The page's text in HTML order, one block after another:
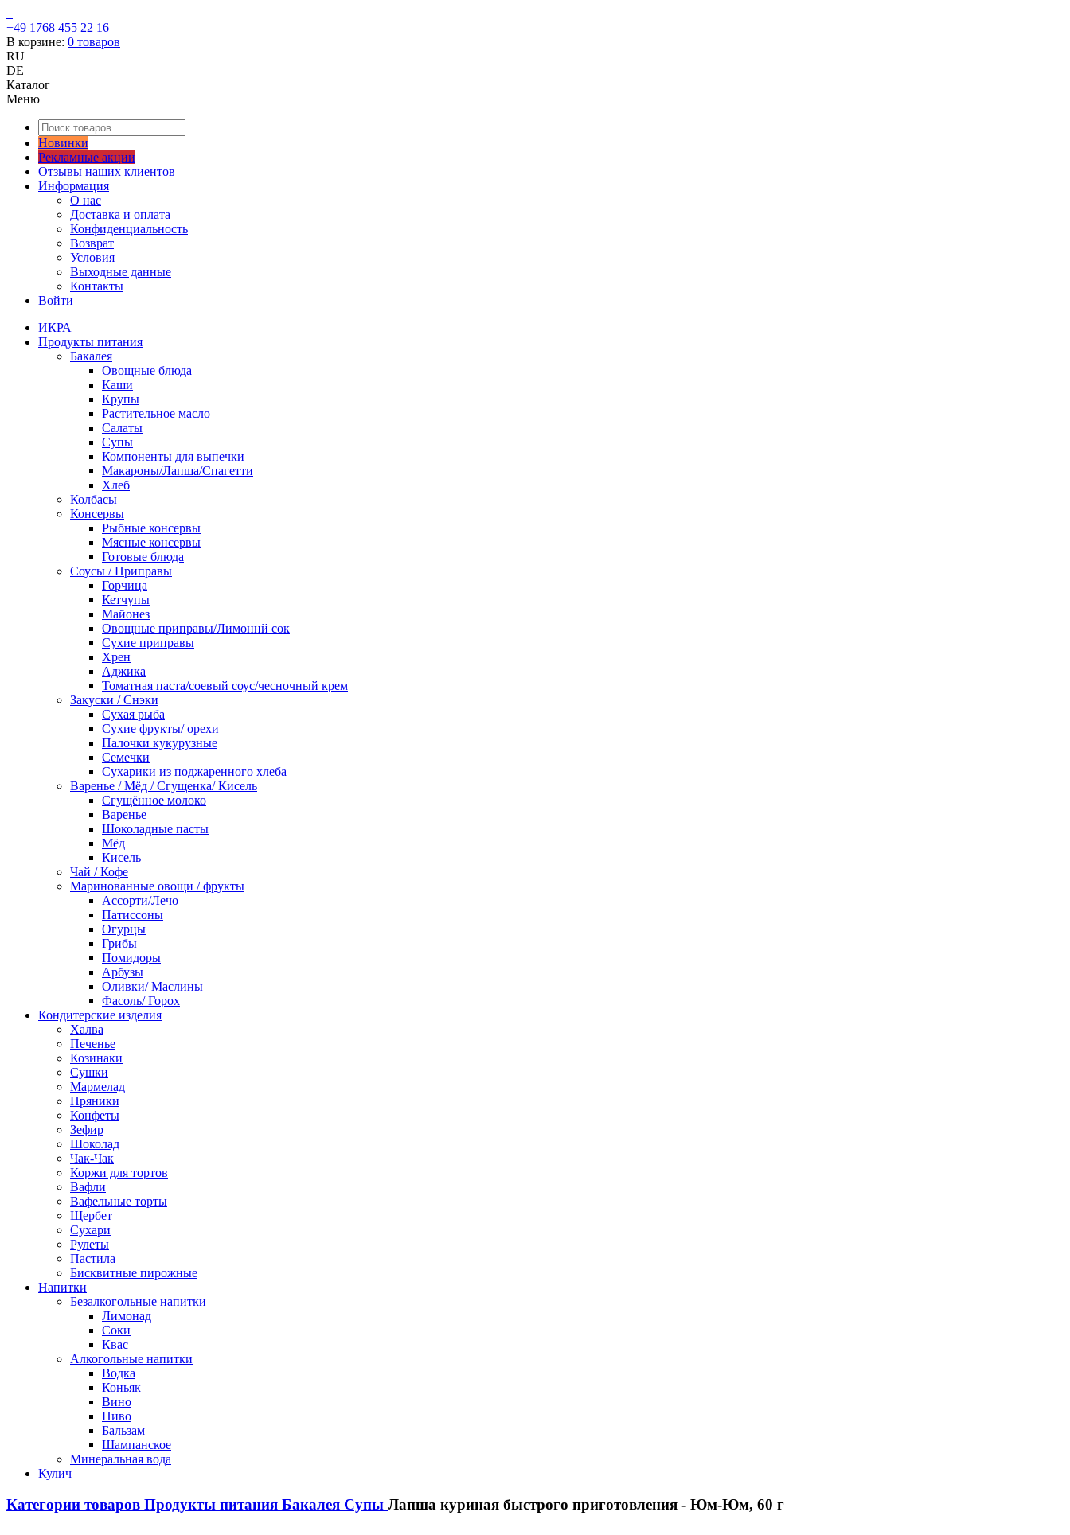
+49 1768 455 22 16
В корзине: 0 товаров
RU
DE
Каталог
Меню
Новинки
Рекламные акции
Отзывы наших клиентов
Информация
О нас
Доставка и оплата
Конфиденциальность
Возврат
Условия
Выходные данные
Контакты
Войти
ИКРА
Продукты питания
Бакалея
Овощные блюда
Каши
Крупы
Растительное масло
Салаты
Супы
Компоненты для выпечки
Макароны/Лапша/Спагетти
Хлеб
Колбасы
Консервы
Рыбные консервы
Мясные консервы
Готовые блюда
Соусы / Приправы
Горчица
Кетчупы
Майонез
Овощные приправы/Лимоннй сок
Сухие приправы
Хрен
Аджика
Томатная паста/соевый соус/чесночный крем
Закуски / Снэки
Сухая рыба
Сухие фрукты/ орехи
Палочки кукурузные
Семечки
Сухарики из поджаренного хлеба
Варенье / Мёд / Сгущенка/ Кисель
Сгущённое молоко
Варенье
Шоколадные пасты
Мёд
Кисель
Чай / Кофе
Маринованные овощи / фрукты
Ассорти/Лечо
Патиссоны
Огурцы
Грибы
Помидоры
Арбузы
Оливки/ Маслины
Фасоль/ Горох
Кондитерские изделия
Халва
Печенье
Козинаки
Сушки
Мармелад
Пряники
Конфеты
Зефир
Шоколад
Чак-Чак
Коржи для тортов
Вафли
Вафельные торты
Щербет
Сухари
Рулеты
Пастила
Бисквитные пирожные
Напитки
Безалкогольные напитки
Лимонад
Соки
Квас
Алкогольные напитки
Водка
Коньяк
Вино
Пиво
Бальзам
Шампанское
Минеральная вода
Кулич
Категории товаров Продукты питания Бакалея Супы Лапша куриная быстрого приготовления - Юм-Юм, 60 г